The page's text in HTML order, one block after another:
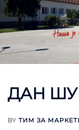
ДАН
BY ТИМ ЗА